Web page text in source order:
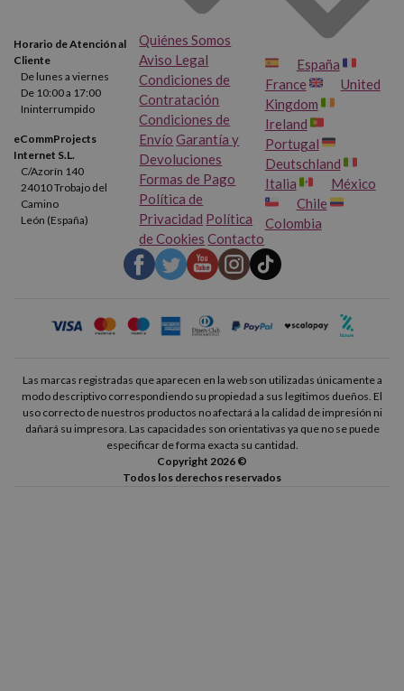
Horario de Atención al
Cliente
De lunes a viernes
De 10:00 a 17:00
Ininterrumpido
eCommProjects
Internet S.L.
C/Azorín 140
24010 Trobajo del
Camino
León (España)
Quiénes Somos
Aviso Legal
Condiciones de
Contratación
Condiciones de
Envío Garantía y
Devoluciones
Formas de Pago
Política de
Privacidad Política
de Cookies Contacto
España
France
United
Kingdom
Ireland
Portugal
Deutschland
Italia
México
Chile
Colombia
Las marcas registradas que aparecen en la web son utilizadas únicamente a
modo descriptivo correspondiendo su propiedad a sus legítimos dueños. El
uso correcto de nuestros productos no afectará a la calidad de impresión ni
dañará su impresora. Las capacidades son orientativas ya que no se puede
especificar de forma exacta su cantidad.
Copyright 2026 ©
Todos los derechos reservados